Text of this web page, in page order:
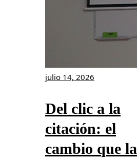
julio 14, 2026
Del clic a la
citación: el
cambio que la